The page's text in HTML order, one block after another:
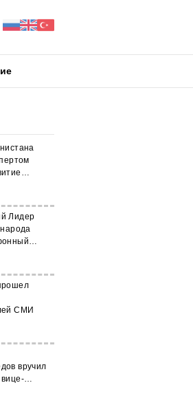
Лидер
народа
СМИ
вручил